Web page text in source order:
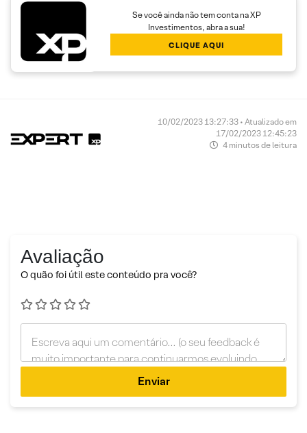
Se você ainda não tem conta na XP
Investimentos, abra a sua!
CLIQUE AQUI
10/02/2023 13:27:33 • Atualizado em
17/02/2023 12:45:23
4 minutos de leitura
Avaliação
O quão foi útil este conteúdo pra você?
Enviar